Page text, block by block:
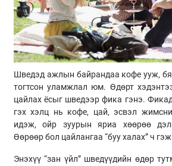
Шведэд ажлын байрандаа кофе ууж,
тогтсон уламжлал юм. Өдөрт
цайлах ёсыг шведээр фика гэнэ.
гэх хэлц нь кофе, цай, эсвэл
идэж, ойр зуурын яриа хөөрөө
Өөрөөр бол цайлангаа “буу халах” ч
Энэхүү “зан үйл” шведүүдийн өдөр